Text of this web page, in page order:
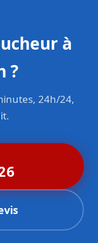
à
?
24h/24,